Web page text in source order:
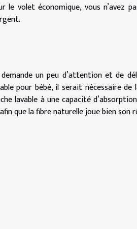
volet économique, vous n’avez
un peu d’attention et de
pour bébé, il serait nécessaire de
lavable à une capacité
que la fibre naturelle joue bien son